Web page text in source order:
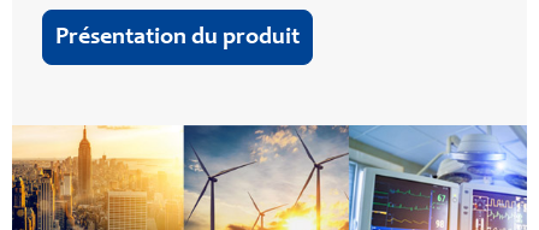
Présentation du produit